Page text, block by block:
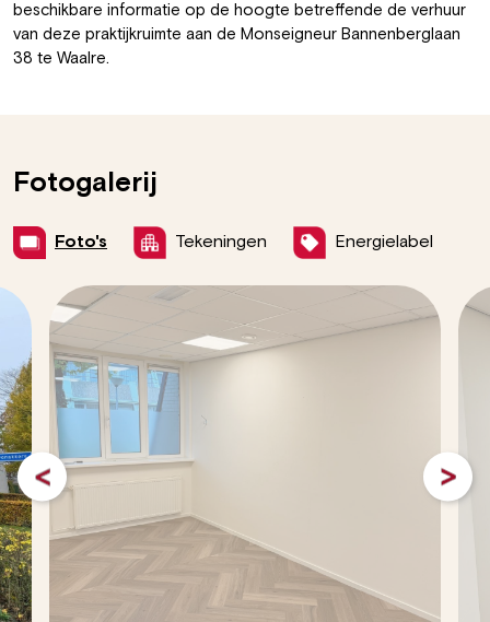
beschikbare informatie op de hoogte betreffende de verhuur
van deze praktijkruimte aan de Monseigneur Bannenberglaan
38 te Waalre.
Fotogalerij
Foto's Tekeningen Energielabel